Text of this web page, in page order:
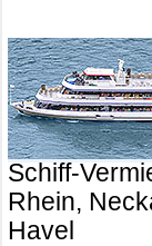
Schiff-
Rhein,
Havel